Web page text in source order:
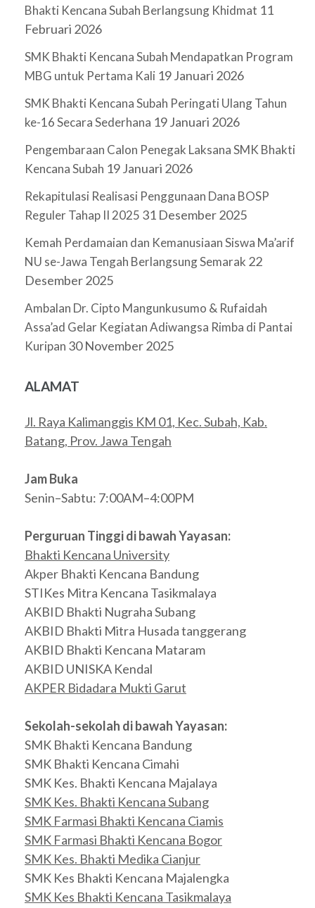
Bhakti Kencana Subah Berlangsung Khidmat 11
Februari 2026
SMK Bhakti Kencana Subah Mendapatkan Program
MBG untuk Pertama Kali 19 Januari 2026
SMK Bhakti Kencana Subah Peringati Ulang Tahun
ke-16 Secara Sederhana 19 Januari 2026
Pengembaraan Calon Penegak Laksana SMK Bhakti
Kencana Subah 19 Januari 2026
Rekapitulasi Realisasi Penggunaan Dana BOSP
Reguler Tahap II 2025 31 Desember 2025
Kemah Perdamaian dan Kemanusiaan Siswa Ma’arif
NU se-Jawa Tengah Berlangsung Semarak 22
Desember 2025
Ambalan Dr. Cipto Mangunkusumo & Rufaidah
Assa’ad Gelar Kegiatan Adiwangsa Rimba di Pantai
Kuripan 30 November 2025
ALAMAT
Jl. Raya Kalimanggis KM 01, Kec. Subah, Kab.
Batang, Prov. Jawa Tengah
Jam Buka
Senin–Sabtu: 7:00AM–4:00PM
Perguruan Tinggi di bawah Yayasan:
Bhakti Kencana University
Akper Bhakti Kencana Bandung
STIKes Mitra Kencana Tasikmalaya
AKBID Bhakti Nugraha Subang
AKBID Bhakti Mitra Husada tanggerang
AKBID Bhakti Kencana Mataram
AKBID UNISKA Kendal
AKPER Bidadara Mukti Garut
Sekolah-sekolah di bawah Yayasan:
SMK Bhakti Kencana Bandung
SMK Bhakti Kencana Cimahi
SMK Kes. Bhakti Kencana Majalaya
SMK Kes. Bhakti Kencana Subang
SMK Farmasi Bhakti Kencana Ciamis
SMK Farmasi Bhakti Kencana Bogor
SMK Kes. Bhakti Medika Cianjur
SMK Kes Bhakti Kencana Majalengka
SMK Kes Bhakti Kencana Tasikmalaya